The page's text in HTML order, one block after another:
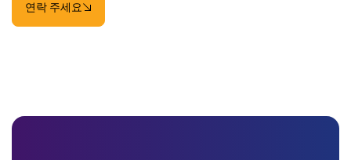
연락 주세요